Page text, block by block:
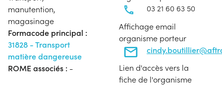
manutention,
magasinage
Formacode principal :
31828 - Transport
matière dangereuse
ROME associés : -
03 21 60 63 50
Affichage email
organisme porteur
Lien d'accès vers la
fiche de l'organisme